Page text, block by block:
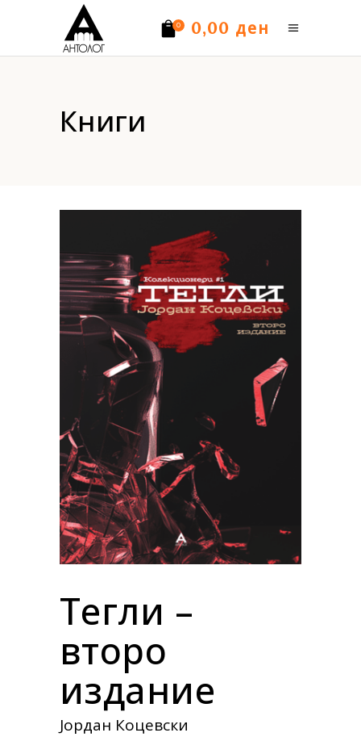
0 0,00 ден
Книги
Тегли –
второ
издание
Јордан Коцевски